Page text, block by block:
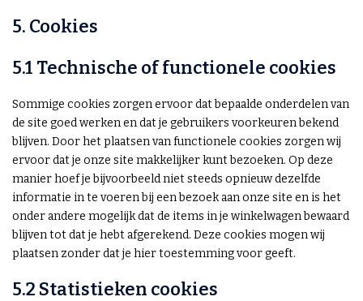
5. Cookies
5.1 Technische of functionele cookies
Sommige cookies zorgen ervoor dat bepaalde onderdelen van
de site goed werken en dat je gebruikers voorkeuren bekend
blijven. Door het plaatsen van functionele cookies zorgen wij
ervoor dat je onze site makkelijker kunt bezoeken. Op deze
manier hoef je bijvoorbeeld niet steeds opnieuw dezelfde
informatie in te voeren bij een bezoek aan onze site en is het
onder andere mogelijk dat de items in je winkelwagen bewaard
blijven tot dat je hebt afgerekend. Deze cookies mogen wij
plaatsen zonder dat je hier toestemming voor geeft.
5.2 Statistieken cookies